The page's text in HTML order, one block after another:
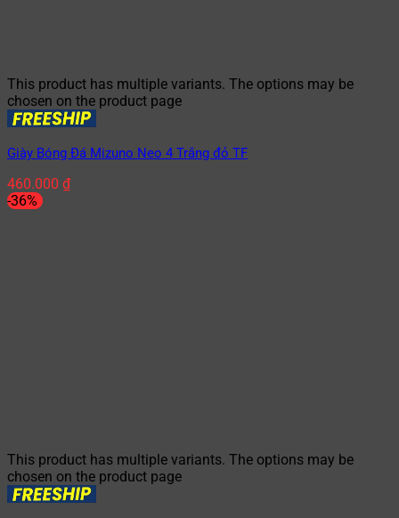
This product has multiple variants. The options may be
chosen on the product page
Giày Bóng Đá Mizuno Neo 4 Trắng đỏ TF
460.000 ₫
-36%
This product has multiple variants. The options may be
chosen on the product page